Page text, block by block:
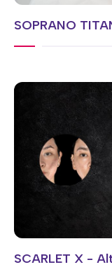
SOPRANO
SCARLET X -